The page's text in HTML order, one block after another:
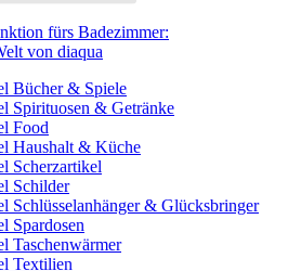
fürs Badezimmer:
von diaqua
Bücher & Spiele
Spirituosen & Getränke
Food
Haushalt & Küche
Scherzartikel
Schilder
Schlüsselanhänger & Glücksbringer
Spardosen
Taschenwärmer
Textilien